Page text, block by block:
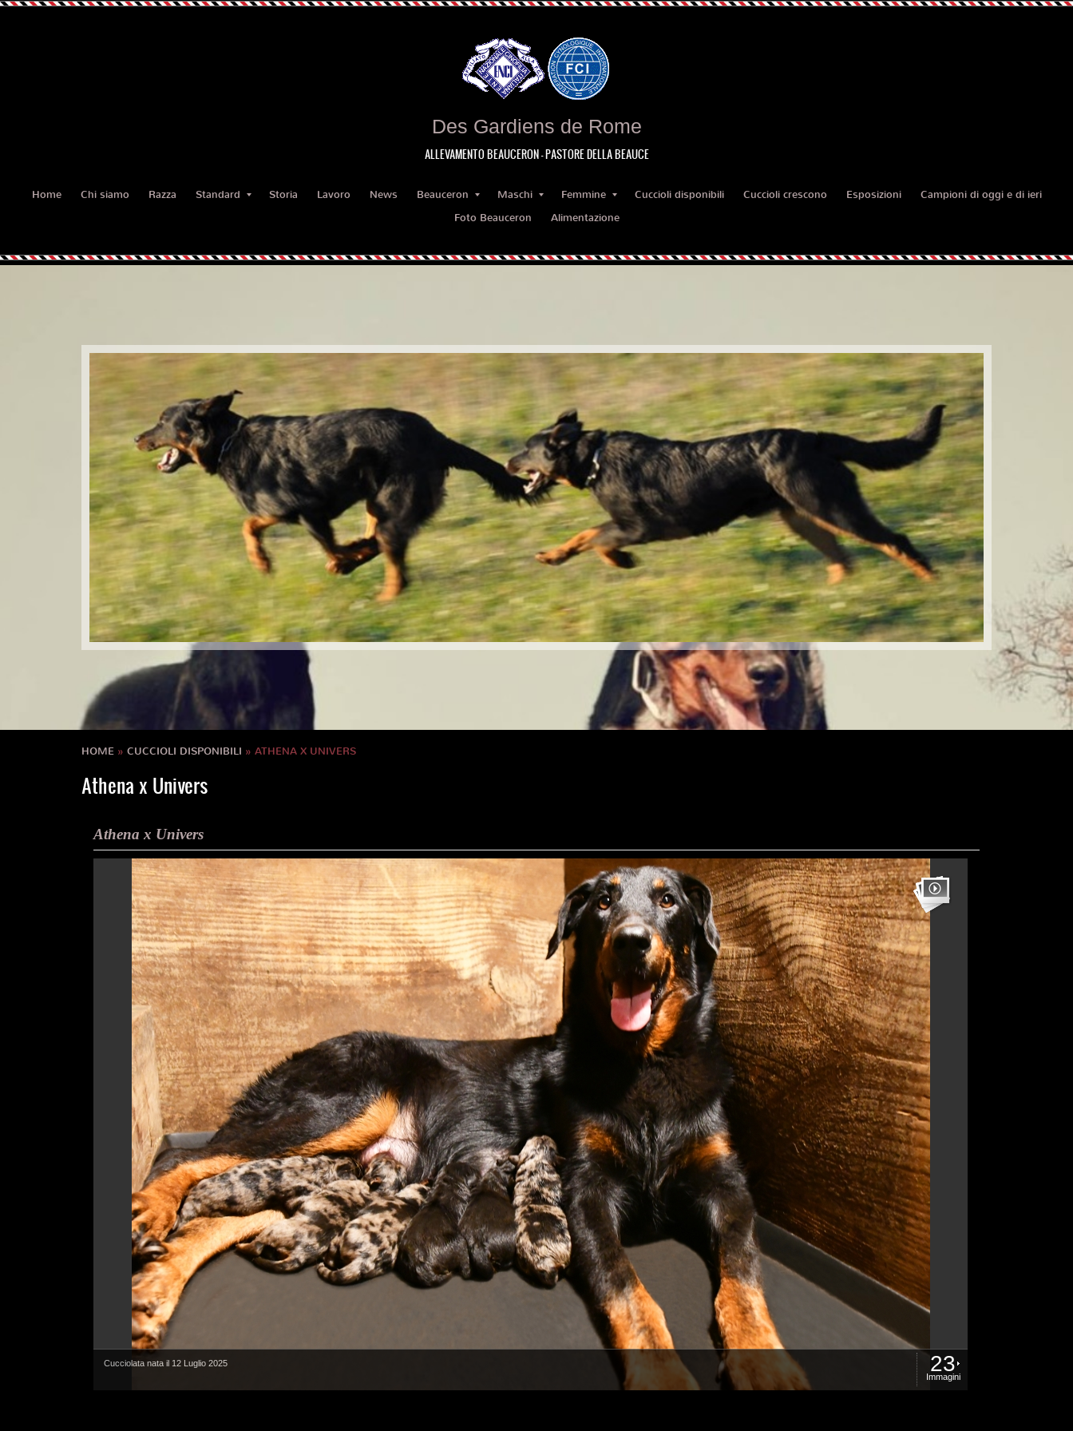
Des Gardiens de Rome
ALLEVAMENTO BEAUCERON - PASTORE DELLA BEAUCE
Home Chi siamo Razza Standard Storia Lavoro News Beauceron Maschi Femmine Cuccioli disponibili Cuccioli crescono Esposizioni
Campioni di oggi e di ieri
Foto Beauceron
Alimentazione
HOME » CUCCIOLI DISPONIBILI » ATHENA X UNIVERS
Athena x Univers
Athena x Univers
Cucciolata nata il 12 Luglio 2025 23
Immagini